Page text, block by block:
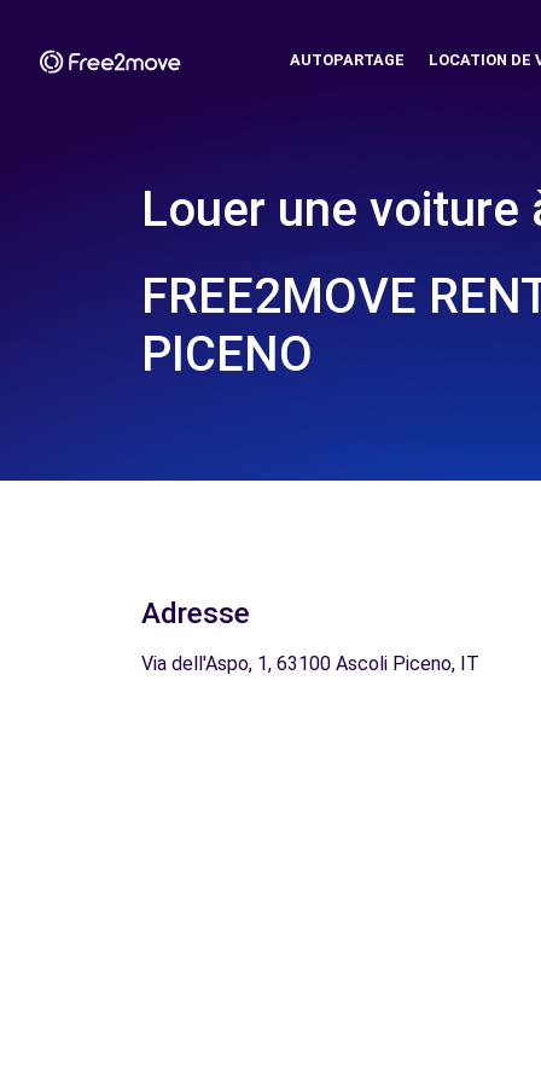
AUTOPARTAGE LOCATION DE
Louer une voiture
FREE2MOVE
PICENO
Adresse
Via dell'Aspo, 1, 63100 Ascoli Piceno, IT